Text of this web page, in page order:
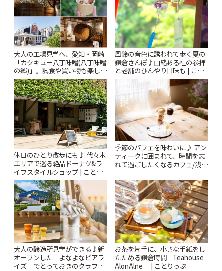
大人の工場見学へ、愛知・岡崎
「カクキュー八丁味噌(八丁味噌
の郷)」。試食や買い物も楽しみ
♪ | ことりっぷ
風鈴の音色に誘われて歩く夏の
鎌倉さんぽ♪由緒ある社の参拝
と老舗のひんやり甘味も | こと
りっぷ
休日のひとり散歩にも♪ 代々木
エリアで巡る絶品ドーナツ&ラ
イフスタイルショップ | ことり
っぷ
季節のパフェを味わいに♪ アン
ティークに囲まれて、時間を忘
れて過ごしたくなるカフェ/浅草
大人の醸造所見学ができる♪新
オープンした「よなよなビアラ
イズ」でとっておきのクラフト
お茶を片手に、小さな手紙をし
たためる鎌倉時間「Teahouse
AlonAlne」 | ことりっぷ